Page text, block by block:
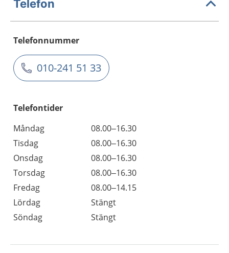
Telefon
Telefonnummer
010-241 51 33
Telefontider
Måndag
08.00–16.30
Tisdag
08.00–16.30
Onsdag
08.00–16.30
Torsdag
08.00–16.30
Fredag
08.00–14.15
Lördag
Stängt
Söndag
Stängt